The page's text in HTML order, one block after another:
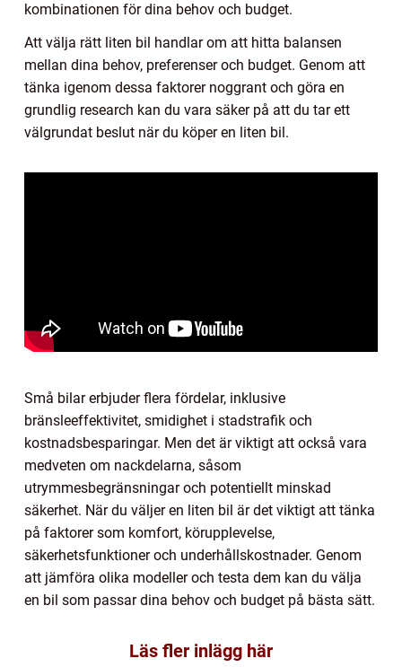
kombinationen för dina behov och budget.
Att välja rätt liten bil handlar om att hitta balansen
mellan dina behov, preferenser och budget. Genom att
tänka igenom dessa faktorer noggrant och göra en
grundlig research kan du vara säker på att du tar ett
välgrundat beslut när du köper en liten bil.
Små bilar erbjuder flera fördelar, inklusive
bränsleeffektivitet, smidighet i stadstrafik och
kostnadsbesparingar. Men det är viktigt att också vara
medveten om nackdelarna, såsom
utrymmesbegränsningar och potentiellt minskad
säkerhet. När du väljer en liten bil är det viktigt att tänka
på faktorer som komfort, körupplevelse,
säkerhetsfunktioner och underhållskostnader. Genom
att jämföra olika modeller och testa dem kan du välja
en bil som passar dina behov och budget på bästa sätt.
Läs fler inlägg här